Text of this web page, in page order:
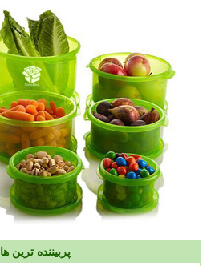
پربیننده ترین ها